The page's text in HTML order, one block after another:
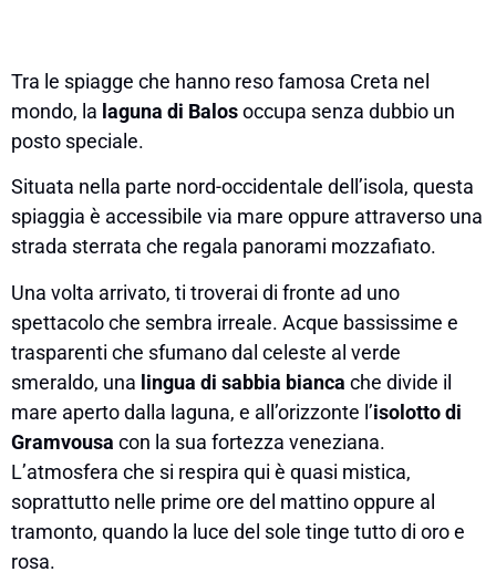
Tra le spiagge che hanno reso famosa Creta nel
mondo, la laguna di Balosoccupa senza dubbio un
posto speciale.
Situata nella parte nord-occidentale dell’isola, questa
spiaggia è accessibile via mare oppure attraverso una
strada sterrata che regala panorami mozzafiato.
Una volta arrivato, ti troverai di fronte ad uno
spettacolo che sembra irreale. Acque bassissime e
trasparenti che sfumano dal celeste al verde
smeraldo, una lingua di sabbia bianca che divide il
mare aperto dalla laguna, e all’orizzonte l’isolotto di
Gramvousa con la sua fortezza veneziana.
L’atmosfera che si respira qui è quasi mistica,
soprattutto nelle prime ore del mattino oppure al
tramonto, quando la luce del sole tinge tutto di oro e
rosa.